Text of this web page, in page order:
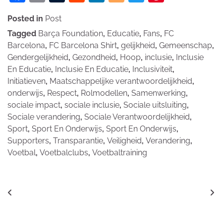
Posted in Post
Tagged Barça Foundation, Educatie, Fans, FC
Barcelona, FC Barcelona Shirt, gelijkheid, Gemeenschap,
Gendergelijkheid, Gezondheid, Hoop, inclusie, Inclusie
En Educatie, Inclusie En Educatie, Inclusiviteit,
Initiatieven, Maatschappelijke verantwoordelijkheid,
onderwijs, Respect, Rolmodellen, Samenwerking,
sociale impact, sociale inclusie, Sociale uitsluiting,
Sociale verandering, Sociale Verantwoordelijkheid,
Sport, Sport En Onderwijs, Sport En Onderwijs,
Supporters, Transparantie, Veiligheid, Verandering,
Voetbal, Voetbalclubs, Voetbaltraining